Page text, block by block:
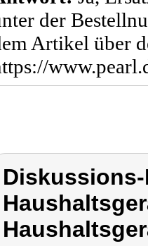
der
Artikel über